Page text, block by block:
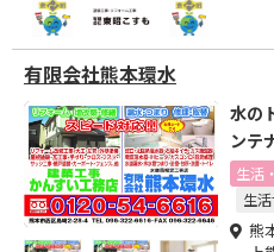
有限会社熊本環水
水の
ンテ
ださ
生活
生
熊